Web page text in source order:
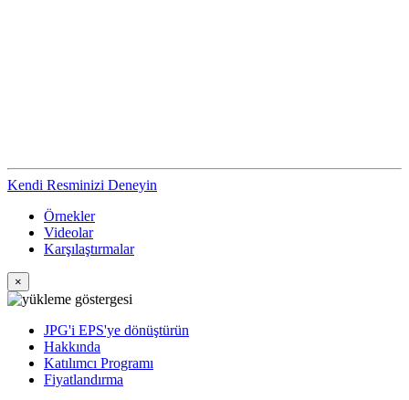
Kendi Resminizi Deneyin
Örnekler
Videolar
Karşılaştırmalar
×
JPG'i EPS'ye dönüştürün
Hakkında
Katılımcı Programı
Fiyatlandırma